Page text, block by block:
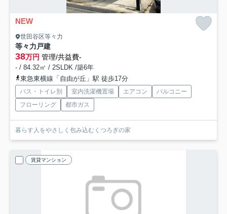
NEW
世田谷区等々力
等々力戸建
38万円 管理/共益費-
- / 84.32㎡ / 2SLDK /築6年
東急東横線「自由が丘」駅 徒歩17分
バス・トイレ別 室内洗濯機置場 エアコン
バルコニー
フローリング
都市ガス
暮らす人をやさしく包み込むくつろぎの家
賃貸マンション